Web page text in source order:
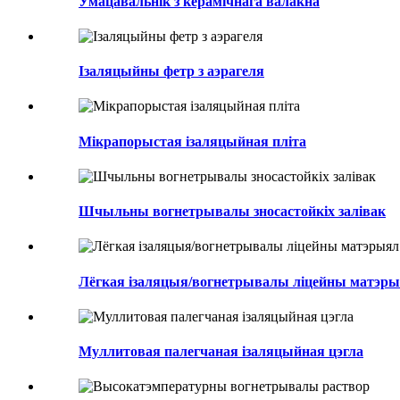
Ізаляцыйны фетр з аэрагеля
Мікрапорыстая ізаляцыйная пліта
Шчыльны вогнетрывалы зносастойкіх залівак
Лёгкая ізаляцыя/вогнетрывалы ліцейны
Муллитовая палегчаная ізаляцыйная цэгла